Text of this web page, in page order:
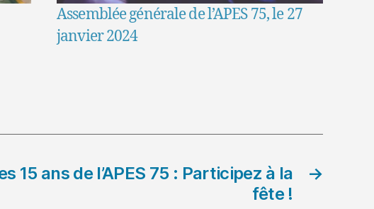
Assemblée générale de l’APES 75, le 27
janvier 2024
→
15 ans de l’APES 75 : Participez à la
fête !